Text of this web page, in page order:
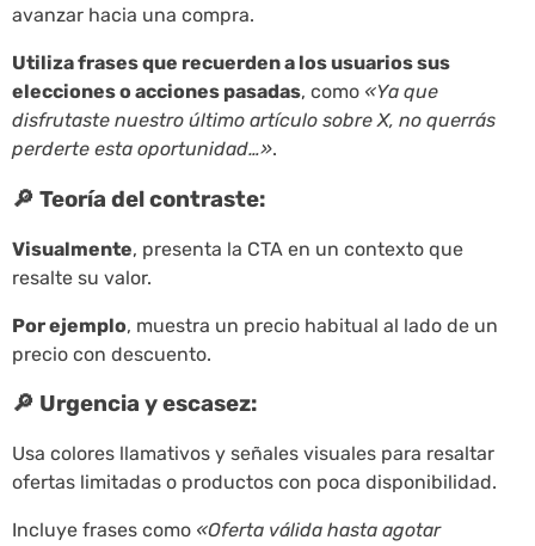
avanzar hacia una compra.
Utiliza frases que recuerden a los usuarios sus
elecciones o acciones pasadas, como «Ya que
disfrutaste nuestro último artículo sobre X, no querrás
perderte esta oportunidad…».
🔎 Teoría del contraste:
Visualmente, presenta la CTA en un contexto que
resalte su valor.
Por ejemplo, muestra un precio habitual al lado de un
precio con descuento.
🔎 Urgencia y escasez:
Usa colores llamativos y señales visuales para resaltar
ofertas limitadas o productos con poca disponibilidad.
Incluye frases como «Oferta válida hasta agotar